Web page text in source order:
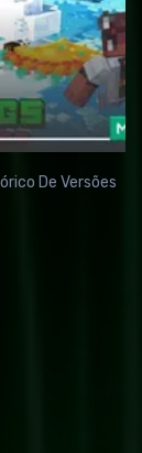
De Versões